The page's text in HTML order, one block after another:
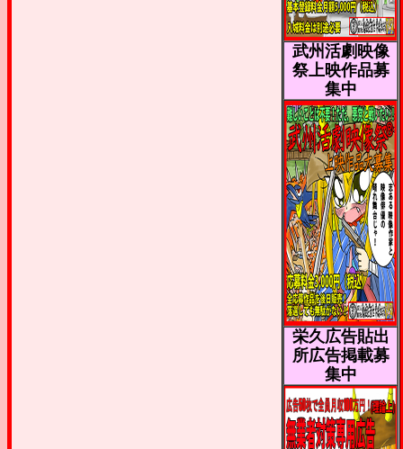
武州活劇映像
祭上映作品募
集中
栄久広告貼出
所広告掲載募
集中